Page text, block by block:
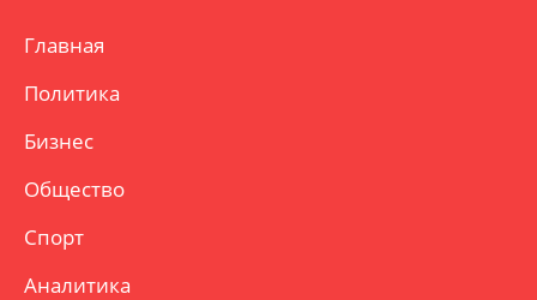
Главная
Политика
Бизнес
Общество
Спорт
Аналитика